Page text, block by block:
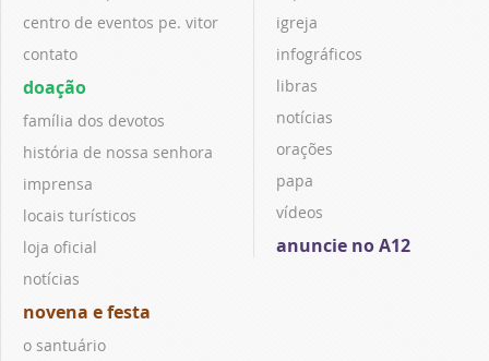
centro de eventos pe. vitor
contato
doação
família dos devotos
história de nossa senhora
imprensa
locais turísticos
loja oficial
notícias
novena e festa
o santuário
igreja
infográficos
libras
notícias
orações
papa
vídeos
anuncie no A12